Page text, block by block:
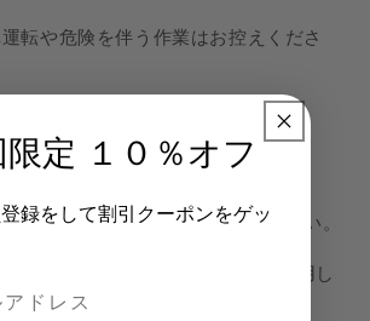
転や危険を伴う作業はお控えくださ
は含まれておりません。
のバッテリーが必要です。
ーザーマニュアルをご確認ください。
ミンEアセテート・フィトールは使用し
限定 １０％オフ
録をして割引クーポンをゲッ